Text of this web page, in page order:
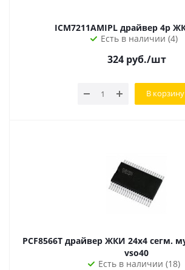
Есть в наличии (4)
324руб./шт
В корзину
PCF8566T драйвер ЖКИ 24х4 сегм. мультиплекс. i2c
vso40
Есть в наличии (18)